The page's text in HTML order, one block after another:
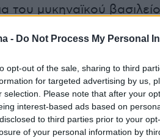
- Do Not Process My Personal
opt-out of the sale, sharing to third
for targeted advertising by us,
selection. Please note that after your
interest-based ads based on
to third parties prior to your
of your personal information by
του μυκηναϊκού
βασιλιάς
ωστόσο κανείς για
με την εμπειρία να